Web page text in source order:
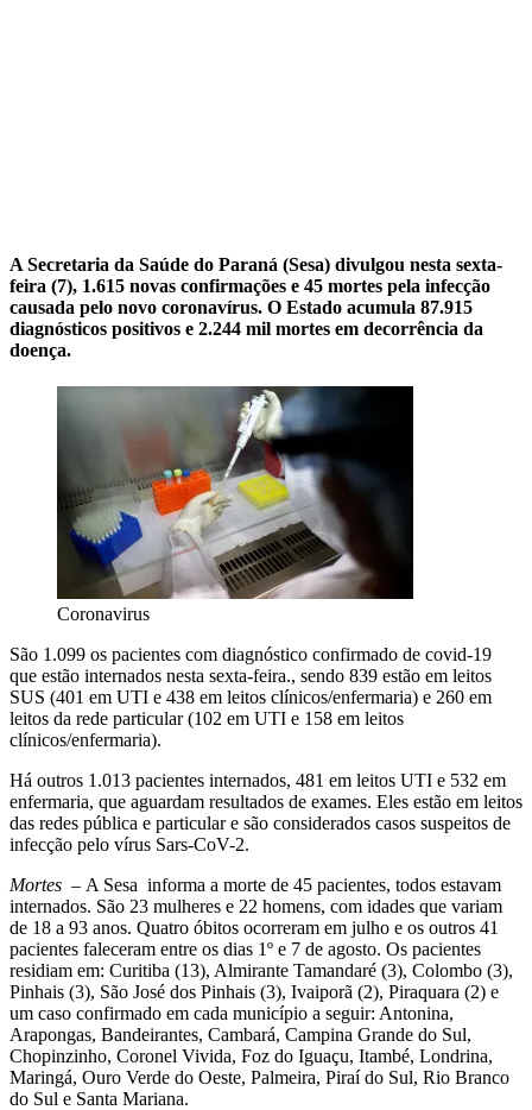
A Secretaria da Saúde do Paraná (Sesa) divulgou nesta sexta-
feira (7), 1.615 novas confirmações e 45 mortes pela infecção
causada pelo novo coronavírus. O Estado acumula 87.915
diagnósticos positivos e 2.244 mil mortes em decorrência da
doença.
Coronavirus
São 1.099 os pacientes com diagnóstico confirmado de covid-19
que estão internados nesta sexta-feira., sendo 839 estão em leitos
SUS (401 em UTI e 438 em leitos clínicos/enfermaria) e 260 em
leitos da rede particular (102 em UTI e 158 em leitos
clínicos/enfermaria).
Há outros 1.013 pacientes internados, 481 em leitos UTI e 532 em
enfermaria, que aguardam resultados de exames. Eles estão em leitos
das redes pública e particular e são considerados casos suspeitos de
infecção pelo vírus Sars-CoV-2.
Mortes – A Sesa informa a morte de 45 pacientes, todos estavam
internados. São 23 mulheres e 22 homens, com idades que variam
de 18 a 93 anos. Quatro óbitos ocorreram em julho e os outros 41
pacientes faleceram entre os dias 1º e 7 de agosto. Os pacientes
residiam em: Curitiba (13), Almirante Tamandaré (3), Colombo (3),
Pinhais (3), São José dos Pinhais (3), Ivaiporã (2), Piraquara (2) e
um caso confirmado em cada município a seguir: Antonina,
Arapongas, Bandeirantes, Cambará, Campina Grande do Sul,
Chopinzinho, Coronel Vivida, Foz do Iguaçu, Itambé, Londrina,
Maringá, Ouro Verde do Oeste, Palmeira, Piraí do Sul, Rio Branco
do Sul e Santa Mariana.